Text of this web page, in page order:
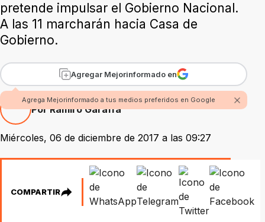
pretende impulsar el Gobierno Nacional.
A las 11 marcharán hacia Casa de
Gobierno.
Agregar Mejorinformado en
Agrega Mejorinformado a tus medios preferidos en Google
Por Ramiro Garaffa
Miércoles, 06 de diciembre de 2017 a las 09:27
COMPARTIR